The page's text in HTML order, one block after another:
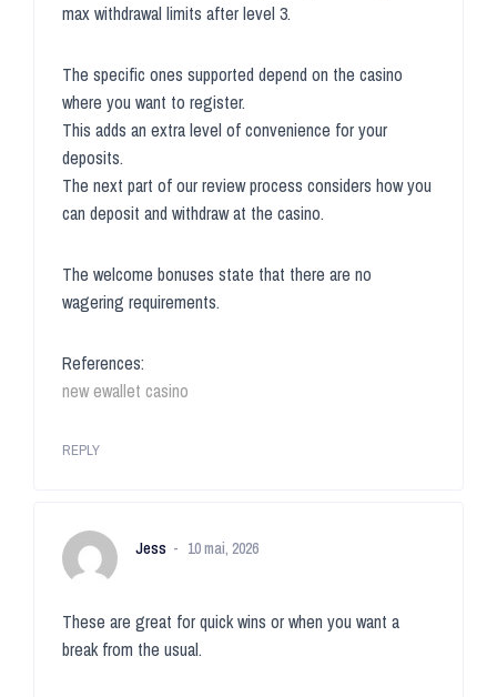
max withdrawal limits after level 3.
The specific ones supported depend on the casino
where you want to register.
This adds an extra level of convenience for your
deposits.
The next part of our review process considers how you
can deposit and withdraw at the casino.
The welcome bonuses state that there are no
wagering requirements.
References:
new ewallet casino
REPLY
Jess 10 mai, 2026
These are great for quick wins or when you want a
break from the usual.